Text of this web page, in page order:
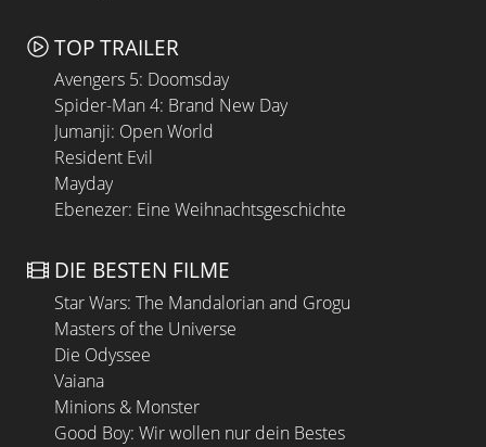
TOP TRAILER
Avengers 5: Doomsday
Spider-Man 4: Brand New Day
Jumanji: Open World
Resident Evil
Mayday
Ebenezer: Eine Weihnachtsgeschichte
DIE BESTEN FILME
Star Wars: The Mandalorian and Grogu
Masters of the Universe
Die Odyssee
Vaiana
Minions & Monster
Good Boy: Wir wollen nur dein Bestes